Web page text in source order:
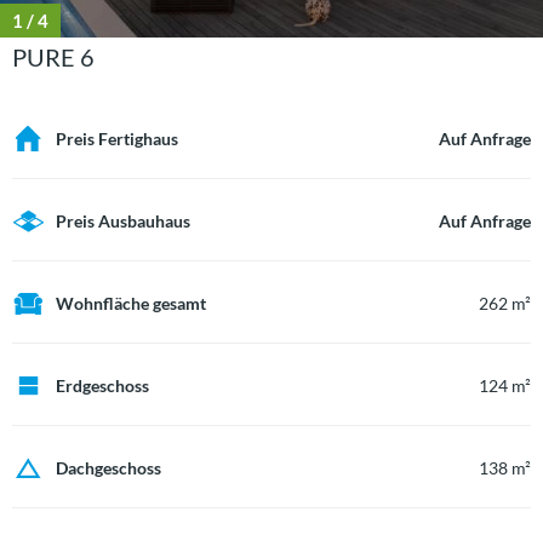
1 / 4
PURE 6
Preis Fertighaus Auf Anfrage
Preis Ausbauhaus Auf Anfrage
Wohnfläche gesamt 262 m²
Erdgeschoss 124 m²
Dachgeschoss 138 m²